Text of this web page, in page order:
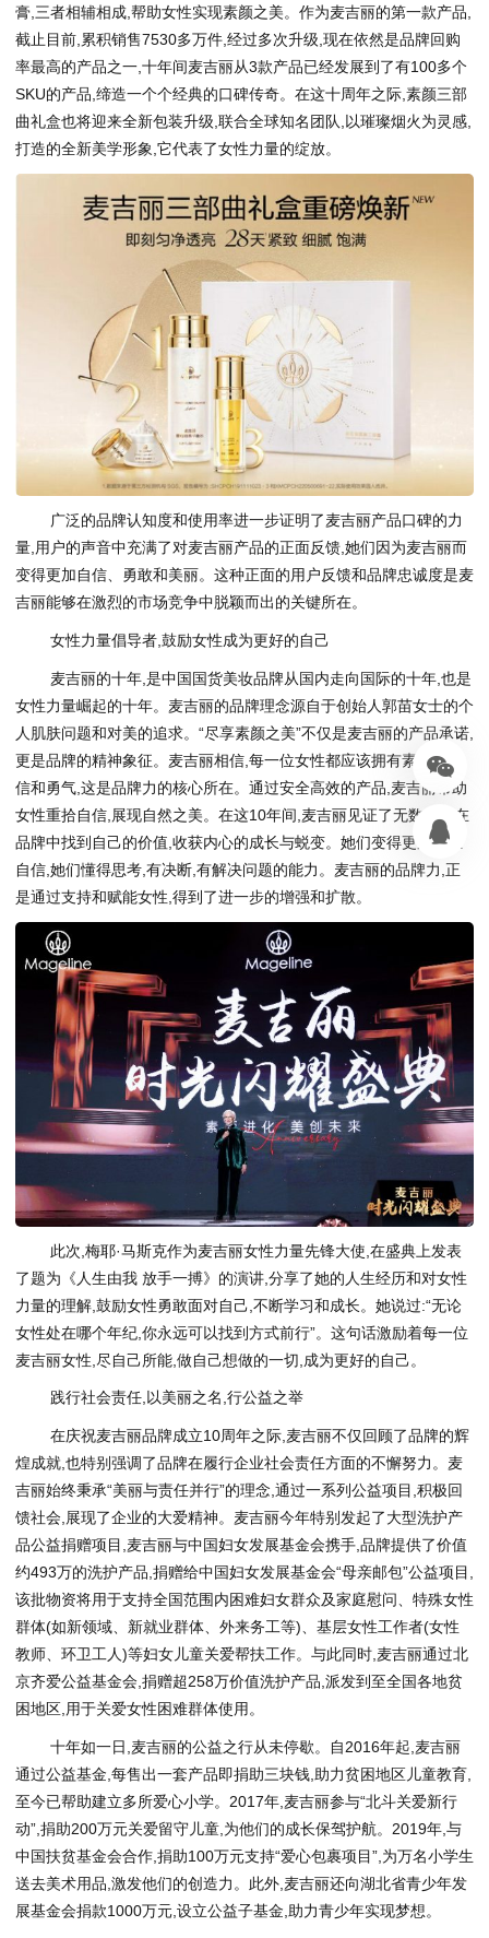
膏,三者相辅相成,帮助女性实现素颜之美。作为麦吉丽的第一款产品,
截止目前,累积销售7530多万件,经过多次升级,现在依然是品牌回购
率最高的产品之一,十年间麦吉丽从3款产品已经发展到了有100多个
SKU的产品,缔造一个个经典的口碑传奇。在这十周年之际,素颜三部
曲礼盒也将迎来全新包装升级,联合全球知名团队,以璀璨烟火为灵感,
打造的全新美学形象,它代表了女性力量的绽放。
广泛的品牌认知度和使用率进一步证明了麦吉丽产品口碑的力
量,用户的声音中充满了对麦吉丽产品的正面反馈,她们因为麦吉丽而
变得更加自信、勇敢和美丽。这种正面的用户反馈和品牌忠诚度是麦
吉丽能够在激烈的市场竞争中脱颖而出的关键所在。
女性力量倡导者,鼓励女性成为更好的自己
麦吉丽的十年,是中国国货美妆品牌从国内走向国际的十年,也是
女性力量崛起的十年。麦吉丽的品牌理念源自于创始人郭苗女士的个
人肌肤问题和对美的追求。“尽享素颜之美”不仅是麦吉丽的产品承诺,
更是品牌的精神象征。麦吉丽相信,每一位女性都应该拥有素颜的自
信和勇气,这是品牌力的核心所在。通过安全高效的产品,麦吉丽帮助
女性重拾自信,展现自然之美。在这10年间,麦吉丽见证了无数女性在
品牌中找到自己的价值,收获内心的成长与蜕变。她们变得更加独立
自信,她们懂得思考,有决断,有解决问题的能力。麦吉丽的品牌力,正
是通过支持和赋能女性,得到了进一步的增强和扩散。
此次,梅耶·马斯克作为麦吉丽女性力量先锋大使,在盛典上发表
了题为《人生由我 放手一搏》的演讲,分享了她的人生经历和对女性
力量的理解,鼓励女性勇敢面对自己,不断学习和成长。她说过:“无论
女性处在哪个年纪,你永远可以找到方式前行”。这句话激励着每一位
麦吉丽女性,尽自己所能,做自己想做的一切,成为更好的自己。
践行社会责任,以美丽之名,行公益之举
在庆祝麦吉丽品牌成立10周年之际,麦吉丽不仅回顾了品牌的辉
煌成就,也特别强调了品牌在履行企业社会责任方面的不懈努力。麦
吉丽始终秉承“美丽与责任并行”的理念,通过一系列公益项目,积极回
馈社会,展现了企业的大爱精神。麦吉丽今年特别发起了大型洗护产
品公益捐赠项目,麦吉丽与中国妇女发展基金会携手,品牌提供了价值
约493万的洗护产品,捐赠给中国妇女发展基金会“母亲邮包”公益项目,
该批物资将用于支持全国范围内困难妇女群众及家庭慰问、特殊女性
群体(如新领域、新就业群体、外来务工等)、基层女性工作者(女性
教师、环卫工人)等妇女儿童关爱帮扶工作。与此同时,麦吉丽通过北
京齐爱公益基金会,捐赠超258万价值洗护产品,派发到至全国各地贫
困地区,用于关爱女性困难群体使用。
十年如一日,麦吉丽的公益之行从未停歇。自2016年起,麦吉丽
通过公益基金,每售出一套产品即捐助三块钱,助力贫困地区儿童教育,
至今已帮助建立多所爱心小学。2017年,麦吉丽参与“北斗关爱新行
动”,捐助200万元关爱留守儿童,为他们的成长保驾护航。2019年,与
中国扶贫基金会合作,捐助100万元支持“爱心包裹项目”,为万名小学生
送去美术用品,激发他们的创造力。此外,麦吉丽还向湖北省青少年发
展基金会捐款1000万元,设立公益子基金,助力青少年实现梦想。